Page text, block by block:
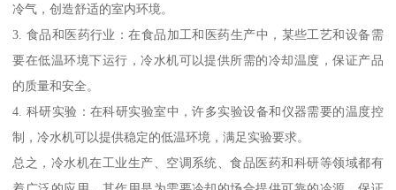
冷气，创造舒适的室内环境。
3. 食品和医药行业：在食品加工和医药生产中，某些工艺和设备需
要在低温环境下运行，冷水机可以提供所需的冷却温度，保证产品
的质量和安全。
4. 科研实验：在科研实验室中，许多实验设备和仪器需要的温度控
制，冷水机可以提供稳定的低温环境，满足实验要求。
总之，冷水机在工业生产、空调系统、食品医药和科研等领域都有